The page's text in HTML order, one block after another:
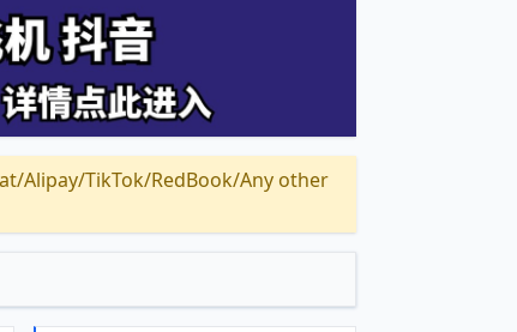
Alipay/TikTok/RedBook/Any other